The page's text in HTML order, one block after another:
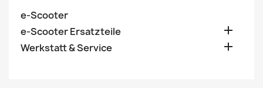
e-Scooter
e-Scooter Ersatzteile

Werkstatt & Service 